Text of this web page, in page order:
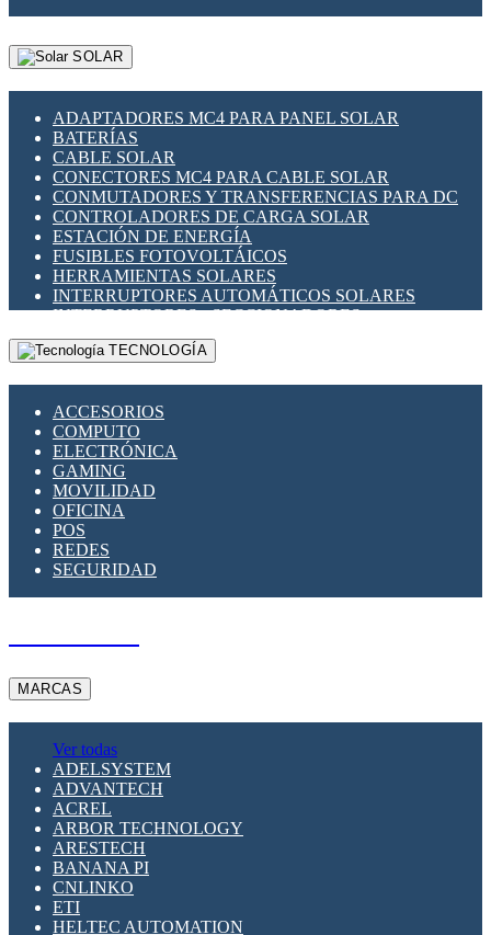
SOLAR
ADAPTADORES MC4 PARA PANEL SOLAR
BATERÍAS
CABLE SOLAR
CONECTORES MC4 PARA CABLE SOLAR
CONMUTADORES Y TRANSFERENCIAS PARA DC
CONTROLADORES DE CARGA SOLAR
ESTACIÓN DE ENERGÍA
FUSIBLES FOTOVOLTÁICOS
HERRAMIENTAS SOLARES
INTERRUPTORES AUTOMÁTICOS SOLARES
INTERRUPTORES - SECCIONADORES
FOTOVOLTÁICOS
MONTAJE PANEL SOLAR
SUPRESOR DE TRANSIENTES SPDS PARA
APLICACIONES FOTOVOLTAICAS
TECNOLOGÍA
ACCESORIOS
COMPUTO
ELECTRÓNICA
GAMING
MOVILIDAD
OFICINA
POS
REDES
SEGURIDAD
MARCAS
Ver todas
ADELSYSTEM
ADVANTECH
ACREL
ARBOR TECHNOLOGY
ARESTECH
BANANA PI
CNLINKO
ETI
HELTEC AUTOMATION